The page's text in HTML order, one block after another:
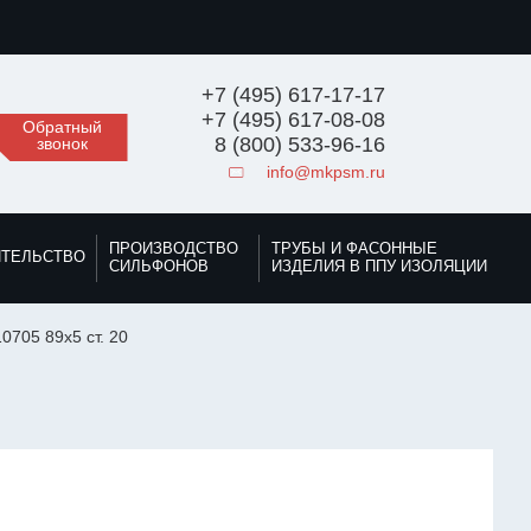
Обратный
звонок
+7 (495) 617-17-17
+7 (495) 617-08-08
8 (800) 533-96-16
info@mkpsm.ru
ПРОИЗВОДСТВО
СИЛЬФОНОВ
ТРУБЫ И ФАСОННЫЕ
ИЗДЕЛИЯ В ППУ ИЗОЛЯЦИИ
89х5 ст. 20